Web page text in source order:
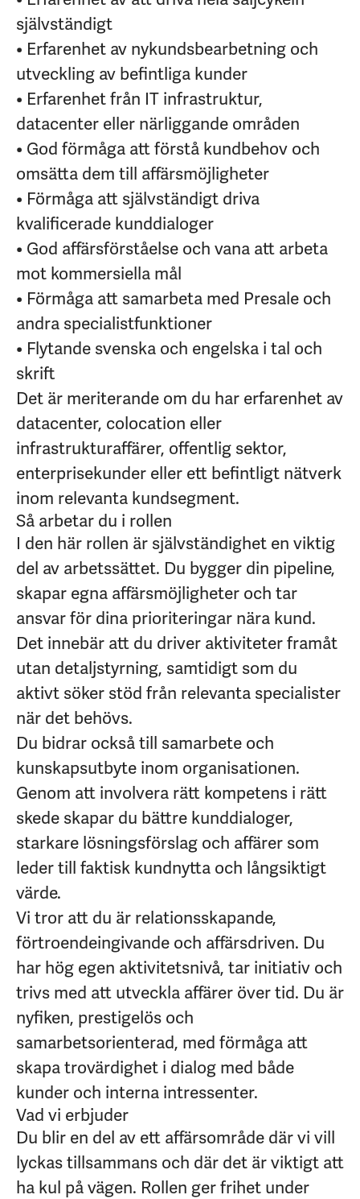
självständigt
• Erfarenhet av nykundsbearbetning och
utveckling av befintliga kunder
• Erfarenhet från IT infrastruktur,
datacenter eller närliggande områden
• God förmåga att förstå kundbehov och
omsätta dem till affärsmöjligheter
• Förmåga att självständigt driva
kvalificerade kunddialoger
• God affärsförståelse och vana att arbeta
mot kommersiella mål
• Förmåga att samarbeta med Presale och
andra specialistfunktioner
• Flytande svenska och engelska i tal och
skrift
Det är meriterande om du har erfarenhet av
datacenter, colocation eller
infrastrukturaffärer, offentlig sektor,
enterprisekunder eller ett befintligt nätverk
inom relevanta kundsegment.
Så arbetar du i rollen
I den här rollen är självständighet en viktig
del av arbetssättet. Du bygger din pipeline,
skapar egna affärsmöjligheter och tar
ansvar för dina prioriteringar nära kund.
Det innebär att du driver aktiviteter framåt
utan detaljstyrning, samtidigt som du
aktivt söker stöd från relevanta specialister
när det behövs.
Du bidrar också till samarbete och
kunskapsutbyte inom organisationen.
Genom att involvera rätt kompetens i rätt
skede skapar du bättre kunddialoger,
starkare lösningsförslag och affärer som
leder till faktisk kundnytta och långsiktigt
värde.
Vi tror att du är relationsskapande,
förtroendeingivande och affärsdriven. Du
har hög egen aktivitetsnivå, tar initiativ och
trivs med att utveckla affärer över tid. Du är
nyfiken, prestigelös och
samarbetsorienterad, med förmåga att
skapa trovärdighet i dialog med både
kunder och interna intressenter.
Vad vi erbjuder
Du blir en del av ett affärsområde där vi vill
lyckas tillsammans och där det är viktigt att
ha kul på vägen. Rollen ger frihet under